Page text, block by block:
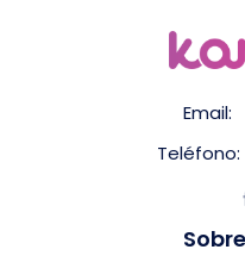
Email:
Teléfono: